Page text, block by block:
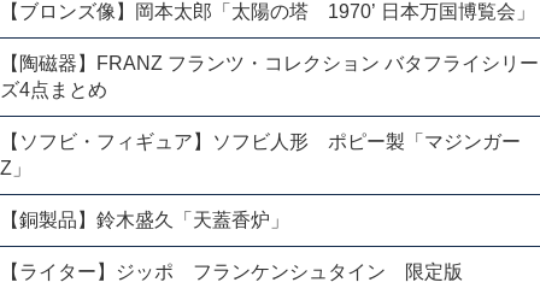
【ブロンズ像】岡本太郎「太陽の塔 1970’ 日本万国博覧会」
【陶磁器】FRANZ フランツ・コレクション バタフライシリー
ズ4点まとめ
【ソフビ・フィギュア】ソフビ人形 ポピー製「マジンガー
Z」
【銅製品】鈴木盛久「天蓋香炉」
【ライター】ジッポ フランケンシュタイン 限定版